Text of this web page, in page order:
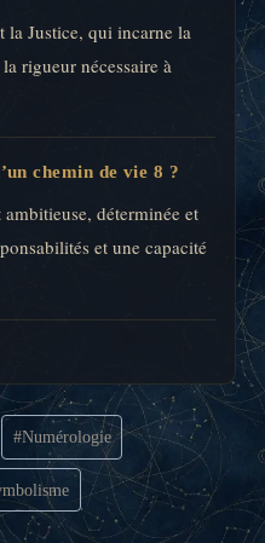
la Justice, qui incarne la
rigueur nécessaire à
chemin de vie 8 ?
déterminée et
et une capacité
#Numérologie